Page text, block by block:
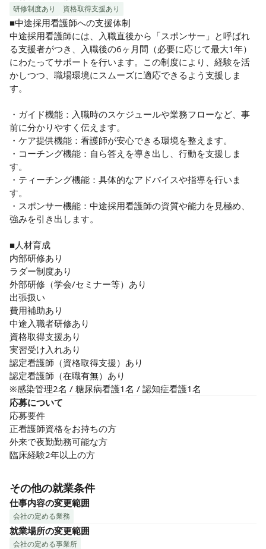
研修制度あり 資格取得支援あり
■中途採用看護師への支援体制
中途採用看護師には、入職直後から「スポンサー」と呼ばれ
る支援者がつき、入職後の6ヶ月間（必要に応じて最大1年）
にわたってサポートを行います。この制度により、経験を活
かしつつ、職場環境にスムーズに適応できるよう支援しま
す。
・ガイド機能：入職時のスケジュールや業務フローなど、事
前に分かりやすく伝えます。
・ケア提供機能：看護師が安心できる環境を整えます。
・コーチング機能：自ら答えを導き出し、行動を支援しま
す。
・ティーチング機能：具体的なアドバイスや指導を行いま
す。
・スポンサー機能：中途採用看護師の資質や能力を見極め、
強みを引き出します。
■人材育成
内部研修あり
ラダー制度あり
外部研修（学会/セミナー等）あり
出張扱い
費用補助あり
中途入職者研修あり
資格取得支援あり
実習受け入れあり
認定看護師（資格取得支援）あり
認定看護師（在職有無）あり
※感染管理2名 / 糖尿病看護1名 / 認知症看護1名
応募について
応募要件
正看護師資格をお持ちの方
外来で夜勤勤務可能な方
臨床経験2年以上の方
その他の就業条件
仕事内容の変更範囲
会社の定める業務
就業場所の変更範囲
会社の定める事業所